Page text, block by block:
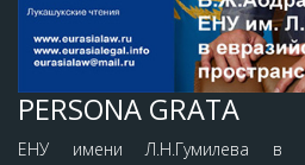
PERSONA GRATA
ЕНУ имени Л.Н.Гумилева в